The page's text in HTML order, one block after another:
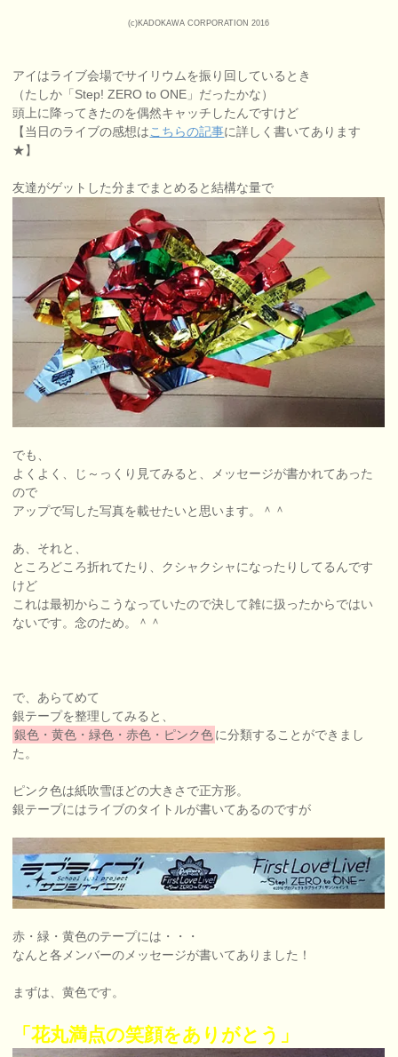
(c)KADOKAWA CORPORATION 2016
アイはライブ会場でサイリウムを振り回しているとき
（たしか「Step! ZERO to ONE」だったかな）
頭上に降ってきたのを偶然キャッチしたんですけど
【当日のライブの感想はこちらの記事に詳しく書いてあります
★】
友達がゲットした分までまとめると結構な量で
でも、
よくよく、じ～っくり見てみると、メッセージが書かれてあった
ので
アップで写した写真を載せたいと思います。＾＾
あ、それと、
ところどころ折れてたり、クシャクシャになったりしてるんです
けど
これは最初からこうなっていたので決して雑に扱ったからではい
ないです。念のため。＾＾
で、あらてめて
銀テープを整理してみると、
銀色・黄色・緑色・赤色・ピンク色に分類することができまし
た。
ピンク色は紙吹雪ほどの大きさで正方形。
銀テープにはライブのタイトルが書いてあるのですが
赤・緑・黄色のテープには・・・
なんと各メンバーのメッセージが書いてありました！
まずは、黄色です。
「花丸満点の笑顔をありがとう」